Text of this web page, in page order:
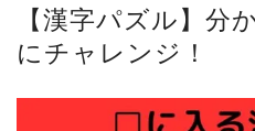
【漢字パズル】分
にチャレンジ！